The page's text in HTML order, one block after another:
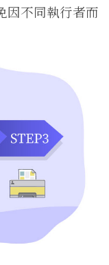
因不同執行者而